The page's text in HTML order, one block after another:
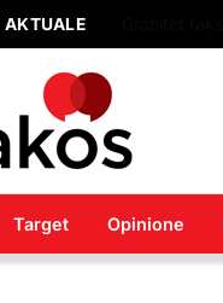
AKTUALE
Target Opinione